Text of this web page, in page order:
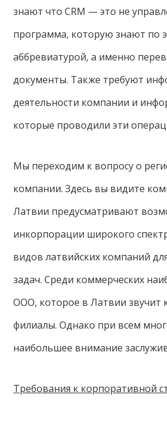
знают что CRM — это не
программа, которую знают по
аббревиатурой, а именно
документы. Также требуют
деятельности компании и
которые проводили эти
Мы переходим к вопросу о
компании. Здесь вы видите
Латвии предусматривают
инкорпорации широкого
видов латвийских компаний
задач. Среди коммерческих
ООО, которое в Латвии звучит
филиалы. Однако при всем
наибольшее внимание
Требования к корпоративной